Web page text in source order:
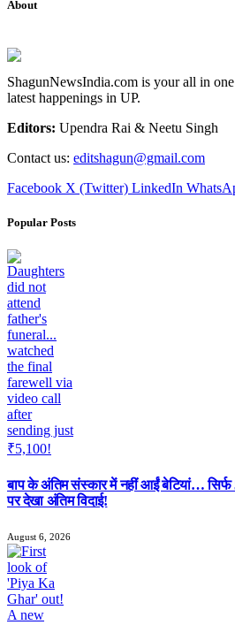
About
ShagunNewsIndia.com is your all in
latest happenings in UP.
Editors: Upendra Rai & Neetu Singh
Contact us: editshagun@gmail.com
Facebook X (Twitter) LinkedIn
Popular Posts
बाप के अंतिम संस्कार में नहीं आईं बेटियां…
पर देखा अंतिम विदाई!
August 6, 2026